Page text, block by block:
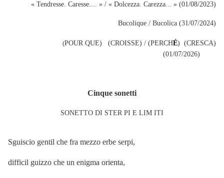
« Tendresse. Caresse.... » / « Dolcezza. Carezza... » (01/08/2023)
Bucolique / Bucolica (31/07/2024)
(POUR QUE) (CROISSE) / (PERCHÉ) (CRESCA)
(01/07/2026)
Cinque sonetti
SONETTO DI STER PI E LIM ITI
Sguiscio gentil che fra mezzo erbe serpi,
difficil guizzo che un enigma orienta,